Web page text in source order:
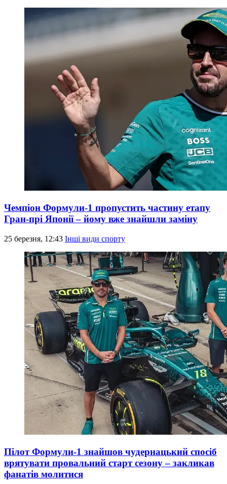
Чемпіон Формули-1 пропустить частину етапу
Гран-прі Японії – йому вже знайшли заміну
25 березня, 12:43 Інші види спорту
Пілот Формули-1 знайшов чудернацький спосіб
врятувати провальний старт сезону – закликав
фанатів молитися